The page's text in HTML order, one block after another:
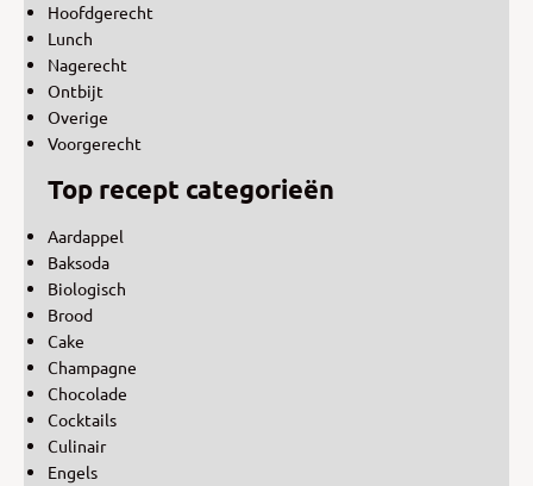
Hoofdgerecht
Lunch
Nagerecht
Ontbijt
Overige
Voorgerecht
Top recept categorieën
Aardappel
Baksoda
Biologisch
Brood
Cake
Champagne
Chocolade
Cocktails
Culinair
Engels